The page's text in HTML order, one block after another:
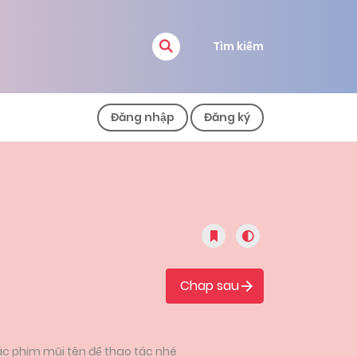
Tìm kiếm
Đăng nhập Đăng ký
Chap sau
phim mũi tên để thao tác nhé